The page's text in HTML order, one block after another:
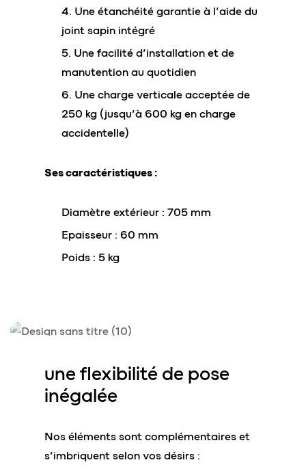
Une étanchéité garantie à l’aide du
joint sapin intégré
Une facilité d’installation et de
manutention au quotidien
Une charge verticale acceptée de
250 kg (jusqu’à 600 kg en charge
accidentelle)
Ses caractéristiques :
Diamètre extérieur : 705 mm
Epaisseur : 60 mm
Poids : 5 kg
uneflexibilité de pose
inégalée
Nos éléments sont complémentaires et
s’imbriquent selon vos désirs :